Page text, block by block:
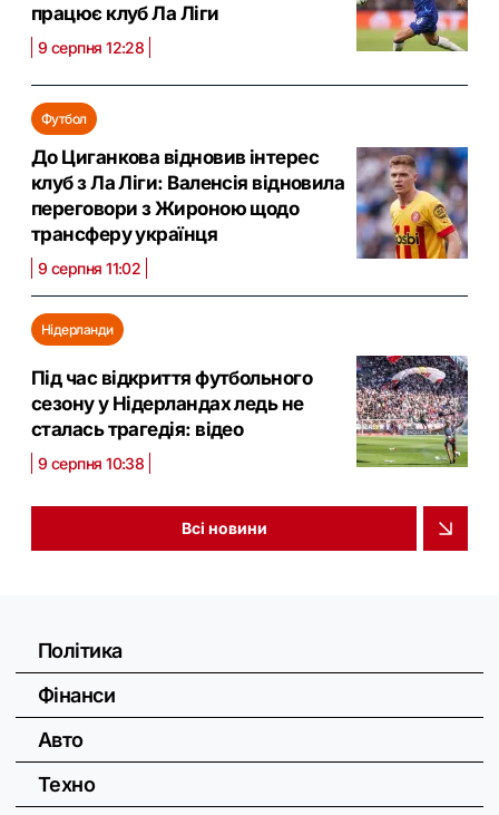
працює клуб Ла Ліги
9 серпня 12:28
Футбол
До Циганкова відновив інтерес
клуб з Ла Ліги: Валенсія відновила
переговори з Жироною щодо
трансферу українця
9 серпня 11:02
Нідерланди
Під час відкриття футбольного
сезону у Нідерландах ледь не
сталась трагедія: відео
9 серпня 10:38
Всі новини
Політика
Фінанси
Авто
Техно